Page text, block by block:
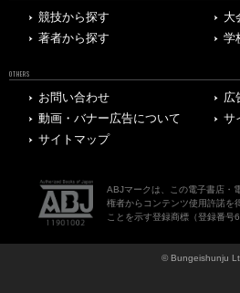
競技から探す
大
著者から探す
学
OTHERS
お問い合わせ
広
動画・バナー広告について
サ
サイトマップ
ABJマークは、この電子書店・
権者からコンテンツ使用許諾を
ことを示す登録商標（登録番号
© Bungeishunju